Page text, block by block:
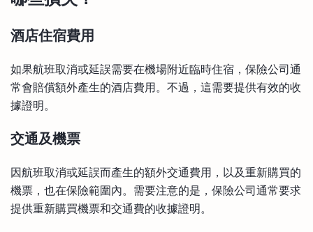
酒店住宿費用
如果航班取消或延誤需要在機場附近臨時住宿，保險公司通
常會賠償額外產生的酒店費用。不過，這需要提供有效的收
據證明。
交通及機票
因航班取消或延誤而產生的額外交通費用，以及重新購買的
機票，也在保險範圍內。需要注意的是，保險公司通常要求
提供重新購買機票和交通費的收據證明。